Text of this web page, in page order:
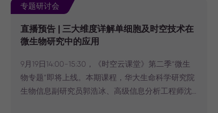
专题研讨会
直播预告 | 三大维度详解单细胞及时空技术在
微生物研究中的应用
9月19日14:00-15:30，《时空云课堂》第二季“微生
物专题”即将上线。本期课程，华大生命科学研究院
生物信息副研究员郭浩冰、高级信息分析工程师沈